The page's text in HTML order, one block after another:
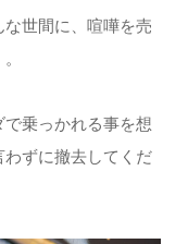
世間に、喧嘩を売
乗っかれる事を想
ずに撤去してくだ